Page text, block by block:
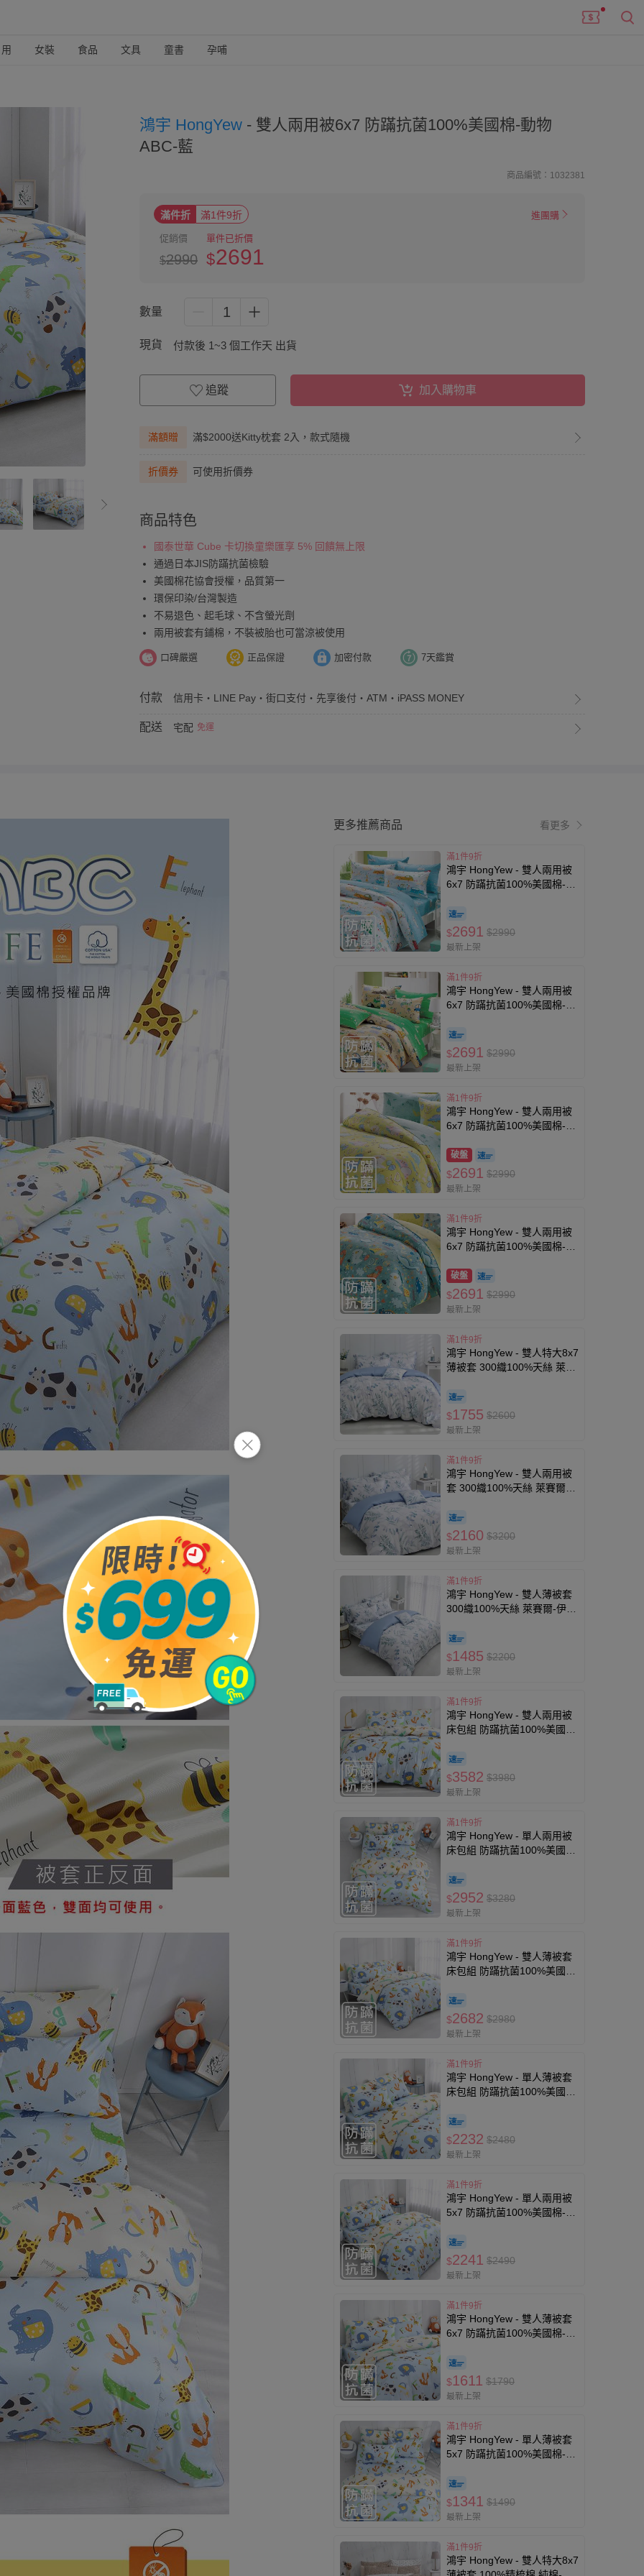
女裝 食品 文具 童書 孕哺
鴻宇 HongYew - 雙人兩用被6x7 防蹣抗菌100%美國棉-動物
ABC-藍
商品編號：1032381
滿件折 滿1件9折 進團購
促銷價
$2990
單件已折價
$2691
數量 1
現貨 付款後 1~3 個工作天 出貨
追蹤 加入購物車
滿額贈 滿$2000送Kitty枕套 2入，款式隨機
折價券 可使用折價券
商品特色
國泰世華 Cube 卡切換童樂匯享 5% 回饋無上限
通過日本JIS防蹣抗菌檢驗
美國棉花協會授權，品質第一
環保印染/台灣製造
不易退色、起毛球、不含螢光劑
兩用被套有鋪棉，不裝被胎也可當涼被使用
口碑嚴選 正品保證 加密付款 7天鑑賞
付款 信用卡・LINE Pay・街口支付・先享後付・ATM・iPASS MONEY
配送 宅配 免運
更多推薦商品 看更多
滿1件9折
鴻宇 HongYew - 雙人兩用被
6x7 防蹣抗菌100%美國棉-時
$2691 $2990
最新上架
滿1件9折
鴻宇 HongYew - 雙人兩用被
6x7 防蹣抗菌100%美國棉-時
$2691 $2990
最新上架
滿1件9折
鴻宇 HongYew - 雙人兩用被
6x7 防蹣抗菌100%美國棉-迪
破盤
$2691 $2990
最新上架
滿1件9折
鴻宇 HongYew - 雙人兩用被
6x7 防蹣抗菌100%美國棉-迪
破盤
$2691 $2990
最新上架
滿1件9折
鴻宇 HongYew - 雙人特大8x7
薄被套 300織100%天絲 萊賽
$1755 $2600
最新上架
滿1件9折
鴻宇 HongYew - 雙人兩用被
套 300織100%天絲 萊賽爾-
$2160 $3200
最新上架
滿1件9折
鴻宇 HongYew - 雙人薄被套
300織100%天絲 萊賽爾-伊凡
$1485 $2200
最新上架
滿1件9折
鴻宇 HongYew - 雙人兩用被
床包組 防蹣抗菌100%美國
$3582 $3980
最新上架
滿1件9折
鴻宇 HongYew - 單人兩用被
床包組 防蹣抗菌100%美國
$2952 $3280
最新上架
滿1件9折
鴻宇 HongYew - 雙人薄被套
床包組 防蹣抗菌100%美國
$2682 $2980
最新上架
滿1件9折
鴻宇 HongYew - 單人薄被套
床包組 防蹣抗菌100%美國
$2232 $2480
最新上架
滿1件9折
鴻宇 HongYew - 單人兩用被
5x7 防蹣抗菌100%美國棉-動
$2241 $2490
最新上架
滿1件9折
鴻宇 HongYew - 雙人薄被套
6x7 防蹣抗菌100%美國棉-動
$1611 $1790
最新上架
滿1件9折
鴻宇 HongYew - 單人薄被套
5x7 防蹣抗菌100%美國棉-動
$1341 $1490
最新上架
滿1件9折
鴻宇 HongYew - 雙人特大8x7